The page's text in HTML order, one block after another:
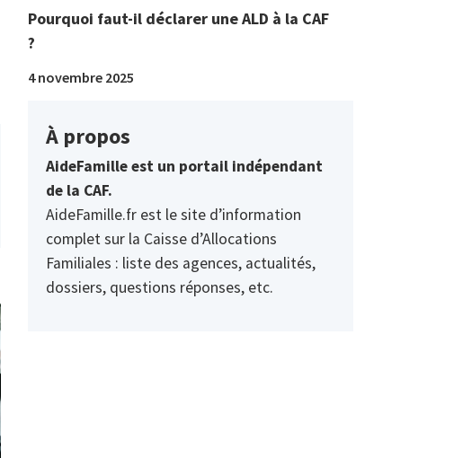
Pourquoi faut-il déclarer une ALD à la CAF
?
4 novembre 2025
À propos
AideFamille est un portail indépendant
de la CAF.
AideFamille.fr est le site d’information
complet sur la Caisse d’Allocations
Familiales : liste des agences, actualités,
dossiers, questions réponses, etc.